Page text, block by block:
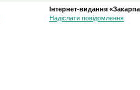
Інтернет-видання
Надіслати повідомлення